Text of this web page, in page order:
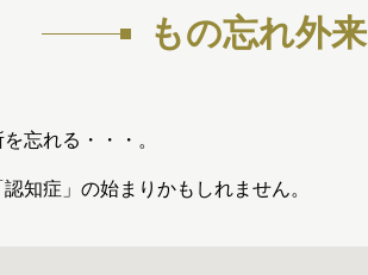
もの忘れ外来
忘れる・・・。
知症」の始まりかもしれません。